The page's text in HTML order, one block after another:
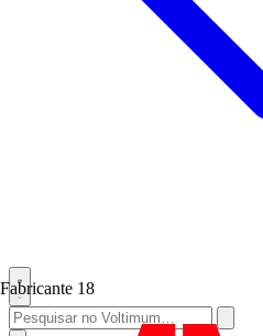
Fabricante 18